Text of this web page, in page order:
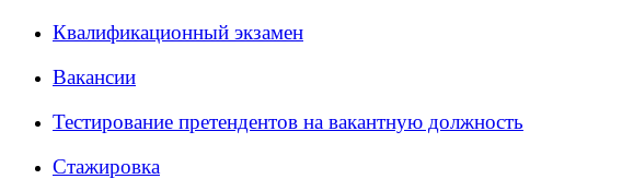
Квалификационный экзамен
Вакансии
Тестирование претендентов на вакантную должность
Стажировка